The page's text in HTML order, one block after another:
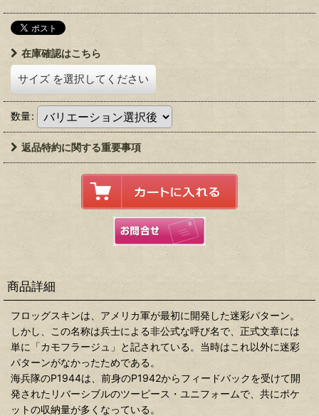
在庫確認はこちら
サイズ を選択してください
数量:
返品特約に関する重要事項
商品詳細
フロッグスキンは、アメリカ軍が最初に開発した迷彩パターン。
しかし、この名称は兵士による非公式な呼び名で、正式文章には
単に「カモフラージュ」と記されている。当時はこれ以外に迷彩
パターンがなかったためである。
海兵隊のP1944は、前身のP1942からフィードバックを受けて開
発されたリバーシブルのツーピース・ユニフォームで、共にポケ
ットの収納量が多くなっている。